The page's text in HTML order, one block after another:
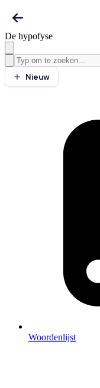
De hypofyse
Nieuw
Woordenlijst